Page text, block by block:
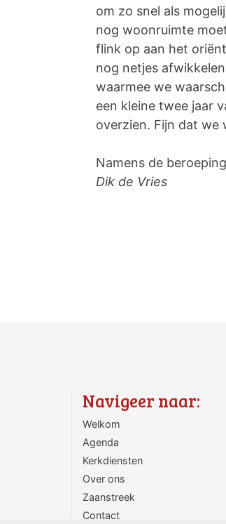
om zo snel als
nog woonruimte
flink op aan het
nog netjes
waarmee we
een kleine twee jaar
overzien. Fijn dat we
Namens de
Dik de Vries
Navigeer naar:
Welkom
Agenda
Kerkdiensten
Over ons
Zaanstreek
Contact